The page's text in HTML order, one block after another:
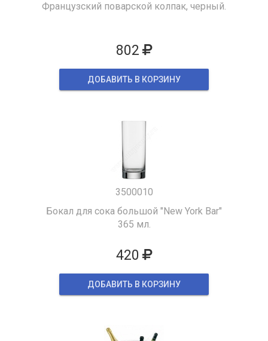
Французский поварской колпак, черный.
802
ДОБАВИТЬ В КОРЗИНУ
3500010
Бокал для сока большой "New York Bar"
365 мл.
420
ДОБАВИТЬ В КОРЗИНУ